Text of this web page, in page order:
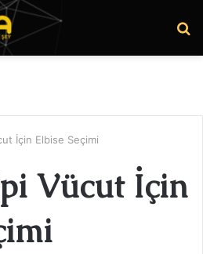
İçin Elbise Seçimi
Vücut İçin